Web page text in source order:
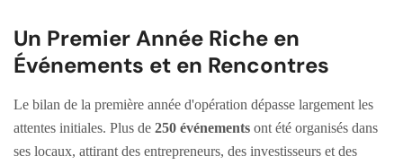
Un Premier Année Riche en
Événements et en Rencontres
Le bilan de la première année d'opération dépasse largement les
attentes initiales. Plus de 250 événements ont été organisés dans
ses locaux, attirant des entrepreneurs, des investisseurs et des